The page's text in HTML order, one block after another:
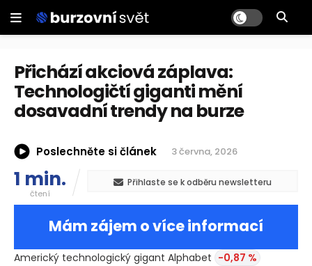
Přichází akciová záplava:
Technologičtí giganti mění
dosavadní trendy na burze
Poslechněte si článek 3 června, 2026
1 min.
čtení
Přihlaste se k odběru newsletteru
Mám zájem o více informací
Americký technologický gigant Alphabet -0,87 %